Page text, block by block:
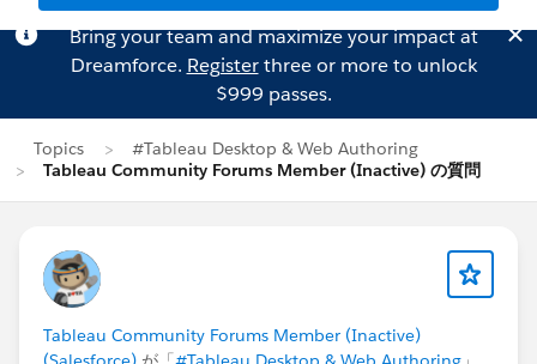
Bring your team and maximize your impact at
Dreamforce. Registerthree or more to unlock
$999 passes.
Topics
#Tableau Desktop & Web Authoring
Tableau Community Forums Member (Inactive) の質問
Tableau Community Forums Member (Inactive)